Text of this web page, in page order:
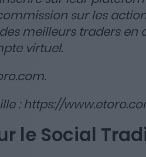
sur les
meilleurs traders
virtuel.
: https://
le Social